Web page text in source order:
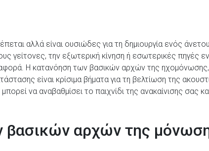
αλλά είναι ουσιώδες για τη δημιουργία ενός
γείτονες, την εξωτερική κίνηση ή εσωτερικές πηγές
Η κατανόηση των βασικών αρχών της
είναι κρίσιμα βήματα για τη βελτίωση της
να αναβαθμίσει το παιχνίδι της ανακαίνισης σας
βασικών αρχών της